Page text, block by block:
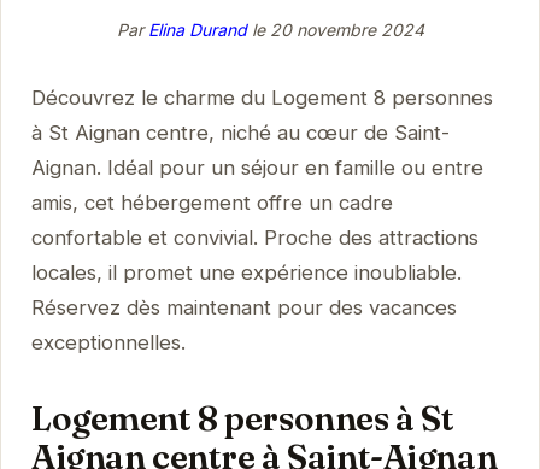
ParElina Durandle 20 novembre 2024
Découvrez le charme du Logement 8 personnes
à St Aignan centre, niché au cœur de Saint-
Aignan. Idéal pour un séjour en famille ou entre
amis, cet hébergement offre un cadre
confortable et convivial. Proche des attractions
locales, il promet une expérience inoubliable.
Réservez dès maintenant pour des vacances
exceptionnelles.
Logement 8 personnes à St
Aignan centre à Saint-Aignan